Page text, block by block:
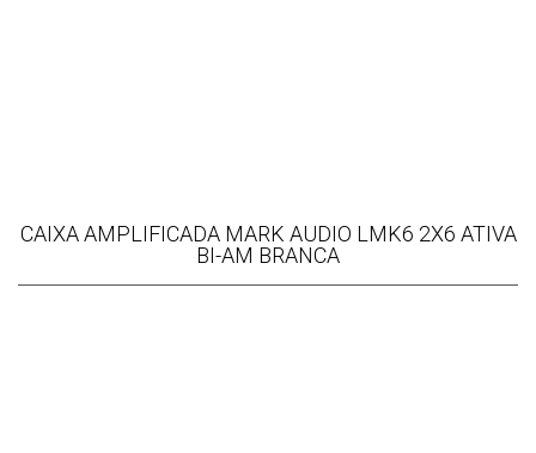
CAIXA AMPLIFICADA MARK AUDIO LMK6 2X6 ATIVA
BI-AM BRANCA